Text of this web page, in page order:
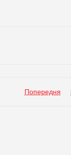
Попередня